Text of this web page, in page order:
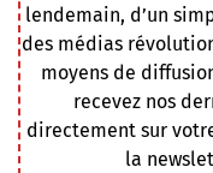
lendemain, d’un
des médias
moyens de
recevez nos
directement sur
la